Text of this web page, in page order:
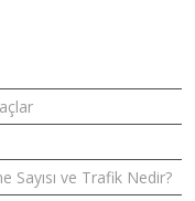
Sayısı ve Trafik Nedir?